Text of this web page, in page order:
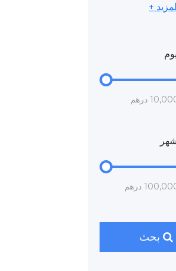
+
بحث